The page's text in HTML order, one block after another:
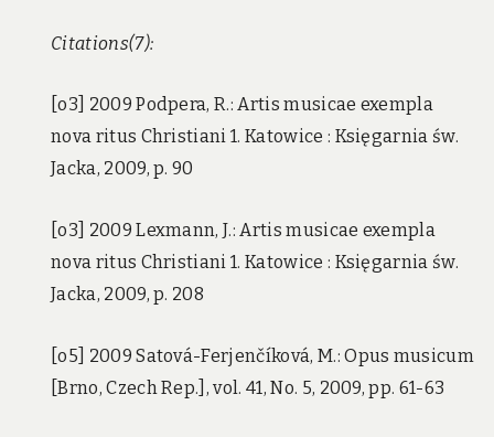
Citations(7):
[o3] 2009 Podpera, R.: Artis musicae exempla
nova ritus Christiani 1. Katowice : Księgarnia św.
Jacka, 2009, p. 90
[o3] 2009 Lexmann, J.: Artis musicae exempla
nova ritus Christiani 1. Katowice : Księgarnia św.
Jacka, 2009, p. 208
[o5] 2009 Satová-Ferjenčíková, M.: Opus musicum
[Brno, Czech Rep.], vol. 41, No. 5, 2009, pp. 61-63